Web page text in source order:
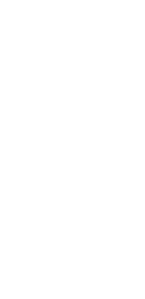
и комиссиями